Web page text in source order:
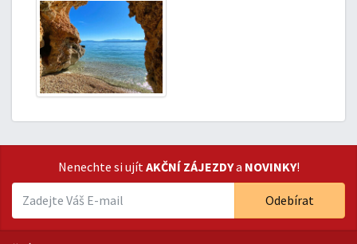
Nenechte si ujít AKČNÍ ZÁJEZDYa NOVINKY!
Odebírat